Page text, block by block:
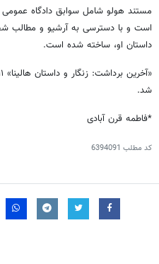
مستند هولو شامل سوابق دادگاه
است و با دسترسی به آرشیو و مطالب
داستان او، ساخته شده است.
شد.
*فاطمه قرن آبادی
کد مطلب 6394091